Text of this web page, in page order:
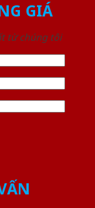
GIÁ
từ chúng tôi